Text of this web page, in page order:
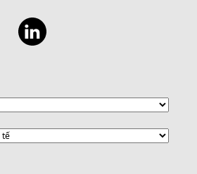
or tracking progress on
looking to understand how
to start. Get Started with the
App